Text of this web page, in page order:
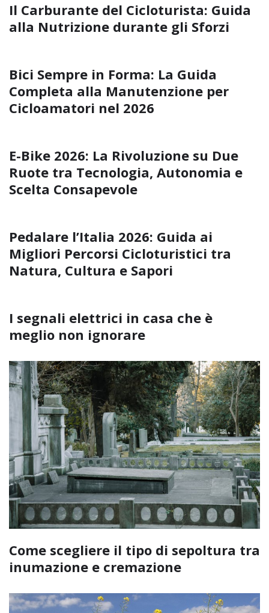
Il Carburante del Cicloturista: Guida
alla Nutrizione durante gli Sforzi
Bici Sempre in Forma: La Guida
Completa alla Manutenzione per
Cicloamatori nel 2026
E-Bike 2026: La Rivoluzione su Due
Ruote tra Tecnologia, Autonomia e
Scelta Consapevole
Pedalare l’Italia 2026: Guida ai
Migliori Percorsi Cicloturistici tra
Natura, Cultura e Sapori
I segnali elettrici in casa che è
meglio non ignorare
Come scegliere il tipo di sepoltura tra
inumazione e cremazione